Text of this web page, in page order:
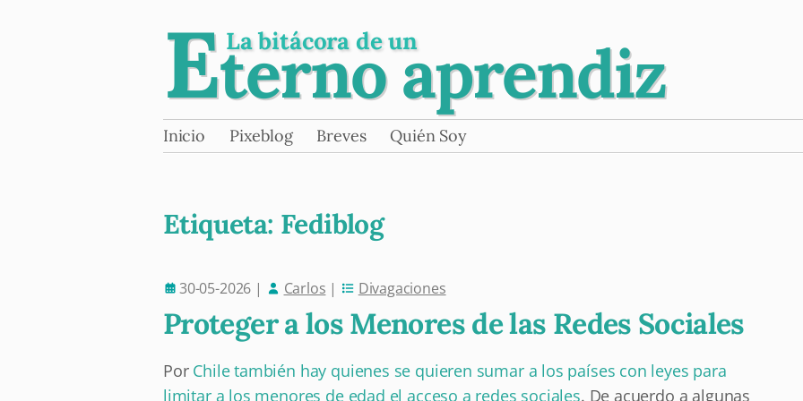
Eterno aprendiz
La bitácora de un
Skip
Inicio Pixeblog Breves Quién Soy
Etiqueta: Fediblog
Post navigation
30-05-2026 | Carlos | Divagaciones
Proteger a los Menores de las Redes Sociales
Por Chile también hay quienes se quieren sumar a los países con leyes para
limitar a los menores de edad el acceso a redes sociales. De acuerdo a algunas